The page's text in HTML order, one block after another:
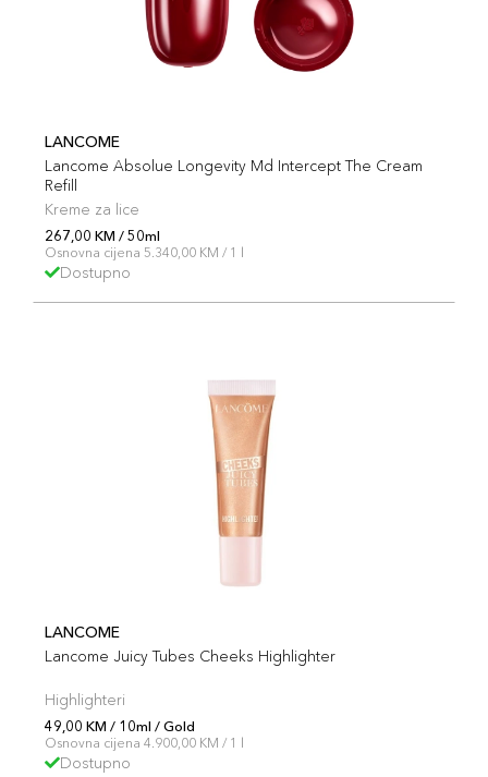
LANCOME
Lancome Absolue Longevity Md Intercept The Cream
Refill
Kreme za lice
267,00 KM / 50ml
Osnovna cijena 5.340,00 KM / 1 l
Dostupno
LANCOME
Lancome Juicy Tubes Cheeks Highlighter
Highlighteri
49,00 KM / 10ml / Gold
Osnovna cijena 4.900,00 KM / 1 l
Dostupno